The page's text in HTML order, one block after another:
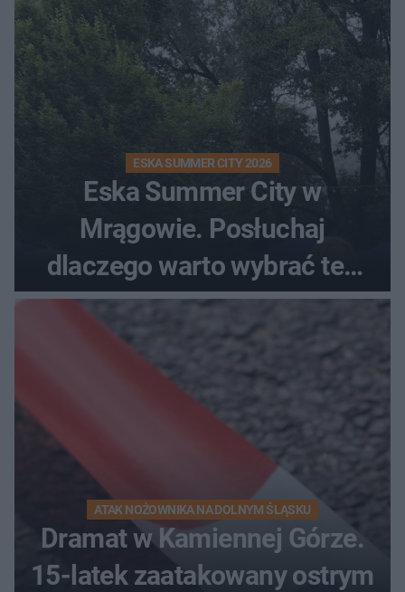
ESKA SUMMER CITY 2026
Eska Summer City w
Mrągowie. Posłuchaj
dlaczego warto wybrać ten
kierunek na urlop!
ATAK NOŻOWNIKA NA DOLNYM ŚLĄSKU
Dramat w Kamiennej Górze.
15-latek zaatakowany ostrym